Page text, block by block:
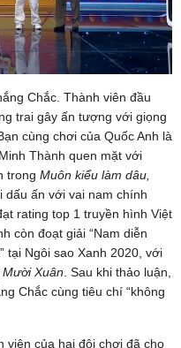
Chắc. Thành viên đầu
trai gây ấn tượng với giọng
cùng chơi của Quốc Anh là
Thành quen mặt với
trong Muôn kiểu làm dâu,
dấu ấn với vai nam chính
rating top 1 truyền hình Việt
còn đoạt giải “Nam diễn
tại Ngôi sao Xanh 2020, với
Xuân. Sau khi thảo luận,
Chắc cùng tiêu chí “không
viên của hai đội chơi đã cho